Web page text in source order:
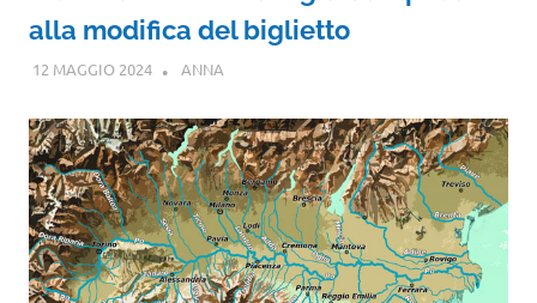
alla modifica del biglietto
12 MAGGIO 2024 ANNA